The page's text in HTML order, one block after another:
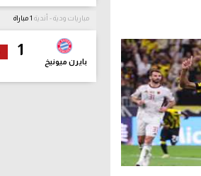
مباريات ودية - أندية
1
بايرن ميونيخ